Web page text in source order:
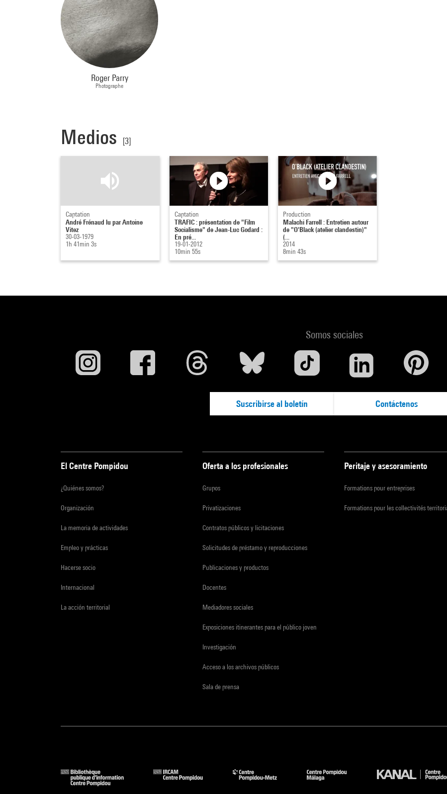
Roger Parry
Photographe
Medios [3]
Captation
André Frénaud lu par Antoine
Vitez
30-03-1979
1h 41min 3s
Captation
TRAFIC : présentation de "Film
Socialisme" de Jean-Luc Godard :
En pré...
19-01-2012
10min 55s
Production
Malachi Farrell : Entretien autour
de "O'Black (atelier clandestin)"
(...
2014
8min 43s
Somos sociales
Suscribirse al boletín Contáctenos
El Centre Pompidou
¿Quiénes somos?
Organización
La memoria de actividades
Empleo y prácticas
Hacerse socio
Internacional
La acción territorial
Oferta a los profesionales
Grupos
Privatizaciones
Contratos públicos y licitaciones
Solicitudes de préstamo y reproducciones
Publicaciones y productos
Docentes
Mediadores sociales
Exposiciones itinerantes para el público joven
Investigación
Acceso a los archivos públicos
Sala de prensa
Peritaje y asesoramiento
Formations pour entreprises
Formations pour les collectivités